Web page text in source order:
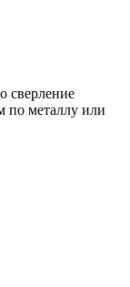
сверление
по металлу или